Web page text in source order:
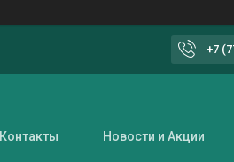
+7
Контакты Новости и Акции